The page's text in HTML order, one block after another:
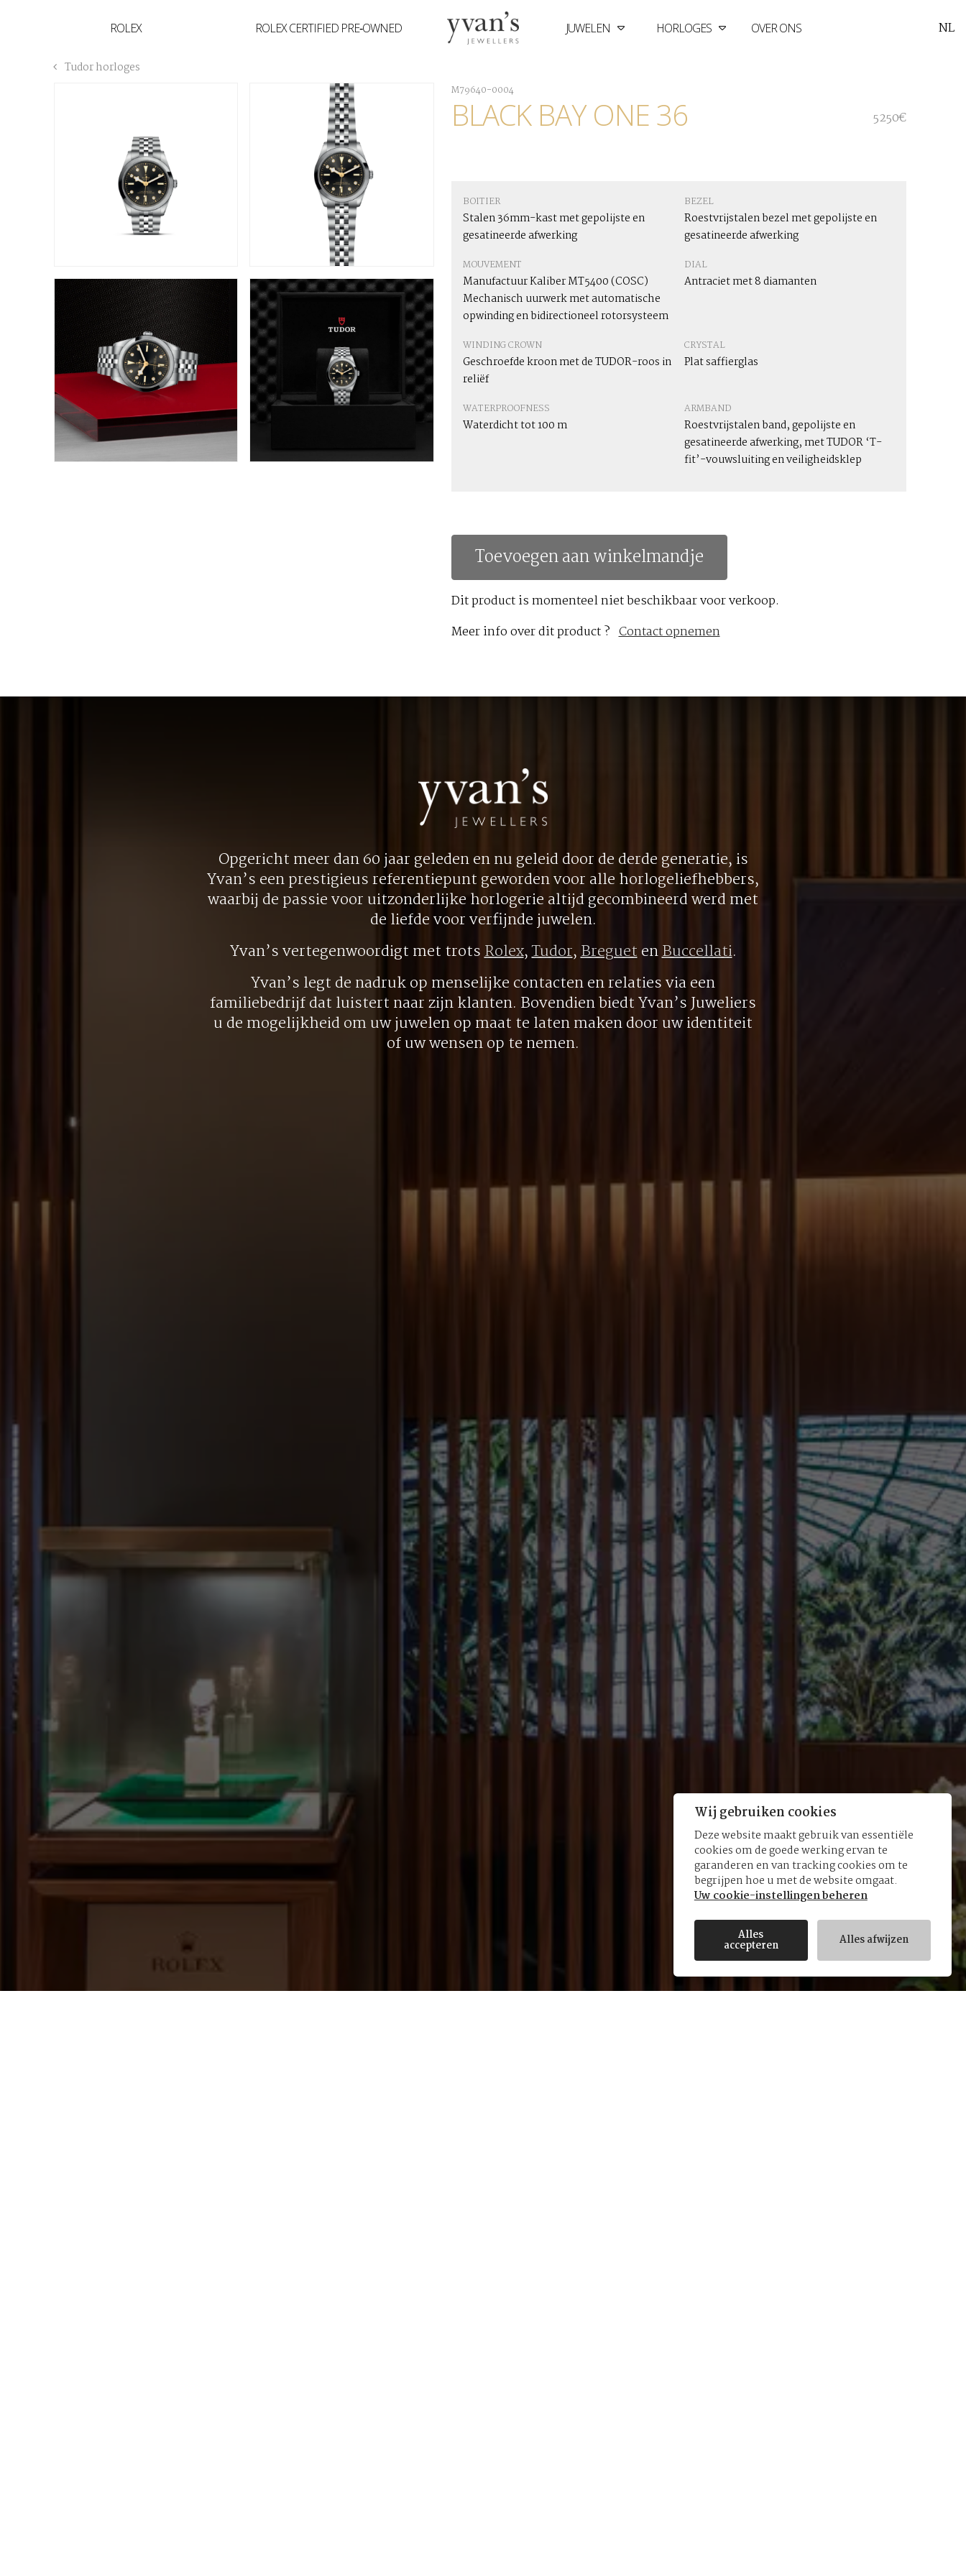
ROLEX ROLEX CERTIFIED PRE‑OWNED JUWELEN HORLOGES OVER ONS NL
Tudor horloges
M79640-0004
BLACK BAY ONE 36 5250€
BOITIER
Stalen 36mm-kast met gepolijste en
gesatineerde afwerking
BEZEL
Roestvrijstalen bezel met gepolijste en
gesatineerde afwerking
MOUVEMENT
Manufactuur Kaliber MT5400 (COSC)
Mechanisch uurwerk met automatische
opwinding en bidirectioneel rotorsysteem
DIAL
Antraciet met 8 diamanten
WINDING CROWN
Geschroefde kroon met de TUDOR-roos in
reliëf
CRYSTAL
Plat saffierglas
WATERPROOFNESS
Waterdicht tot 100 m
ARMBAND
Roestvrijstalen band, gepolijste en
gesatineerde afwerking, met TUDOR ‘T-
fit’-vouwsluiting en veiligheidsklep
Toevoegen aan winkelmandje
Dit product is momenteel niet beschikbaar voor verkoop.
Meer info over dit product ? Contact opnemen
Opgericht meer dan 60 jaar geleden en nu geleid door de derde generatie, is
Yvan’s een prestigieus referentiepunt geworden voor alle horlogeliefhebbers,
waarbij de passie voor uitzonderlijke horlogerie altijd gecombineerd werd met
de liefde voor verfijnde juwelen.
Yvan’s vertegenwoordigt met trotsRolex,Tudor,BreguetenBuccellati.
Yvan’s legt de nadruk op menselijke contacten en relaties via een
familiebedrijf dat luistert naar zijn klanten. Bovendien biedt Yvan’s Juweliers
u de mogelijkheid om uw juwelen op maat te laten maken door uw identiteit
of uw wensen op te nemen.
Wij gebruiken cookies
Deze website maakt gebruik van essentiële
cookies om de goede werking ervan te
garanderen en van tracking cookies om te
begrijpen hoe u met de website omgaat.
Uw cookie-instellingen beheren
Alles
accepteren Alles afwijzen